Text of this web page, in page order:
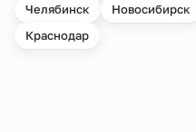
Челябинск
Новосибирск
Краснодар